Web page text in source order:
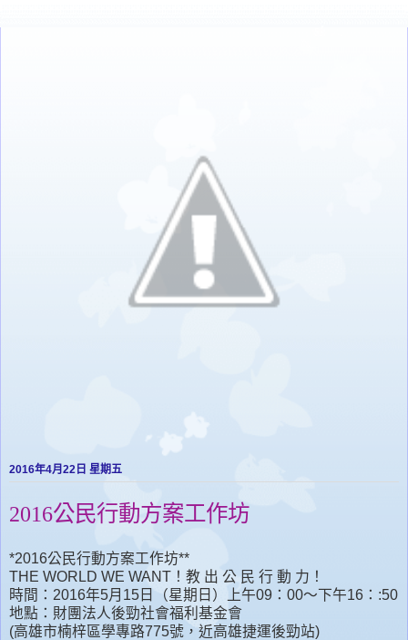
2016年4月22日 星期五
2016公民行動方案工作坊
*2016公民行動方案工作坊**
THE WORLD WE WANT！教 出 公 民 行 動 力！
時間：2016年5月15日（星期日）上午09：00～下午16：:50
地點：財團法人後勁社會福利基金會
(高雄市楠梓區學專路775號，近高雄捷運後勁站)